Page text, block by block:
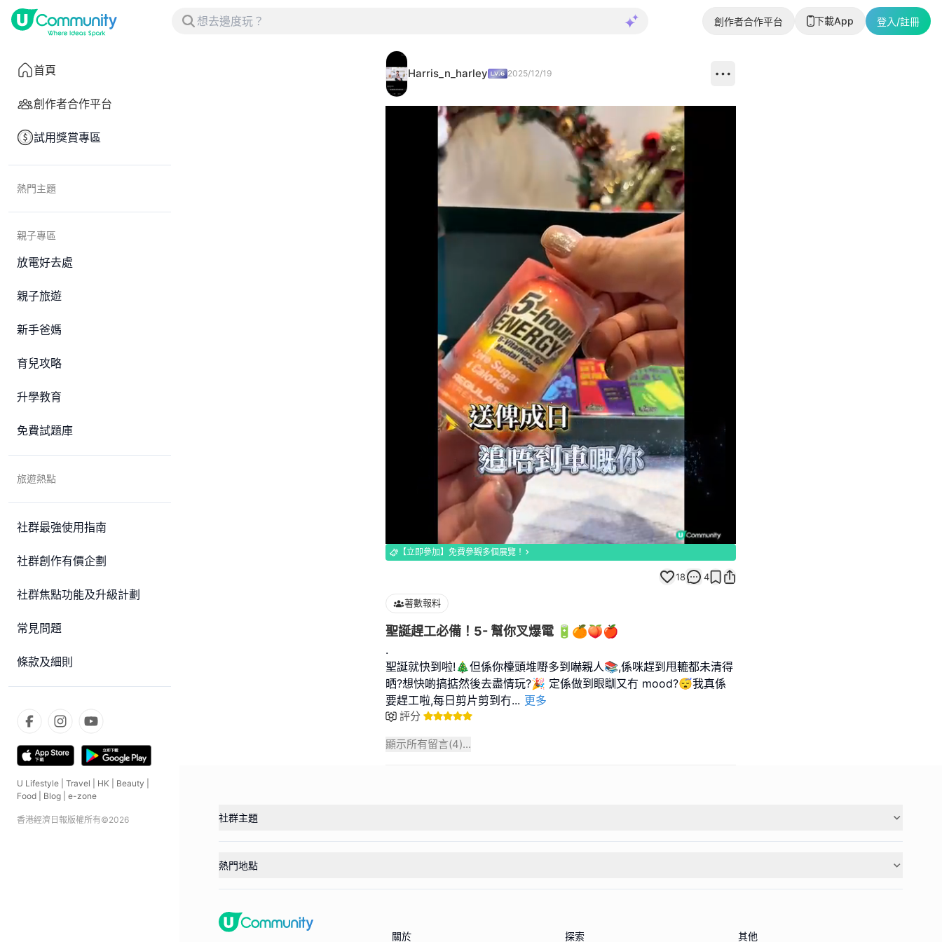
創作者合作平台 下載App 登入/註冊
首頁
創作者合作平台
試用獎賞專區
熱門主題
親子專區
放電好去處
親子旅遊
新手爸媽
育兒攻略
升學教育
免費試題庫
旅遊熱點
社群最強使用指南
社群創作有價企劃
社群焦點功能及升級計劃
常見問題
條款及細則
U Lifestyle Travel HK Beauty
Food
Blog e-zone
香港經濟日報版權所有©2026
Harris_n_harley 2025/12/19
Loaded:
100.00%
Unmute
【立即參加】免費參觀多個展覽！
18 4
著數報料
聖誕趕工必備！5- 幫你叉爆電 🔋🍊🍑🍎
.
聖誕就快到啦!🎄但係你檯頭堆嘢多到嚇親人📚,係咪趕到甩轆都未清得
晒?想快啲搞掂然後去盡情玩?🎉 定係做到眼瞓又冇 mood?😴我真係
要趕工啦,每日剪片剪到冇... 更多
評分
顯示所有留言(4)...
社群主題
熱門地點
關於 探索 其他